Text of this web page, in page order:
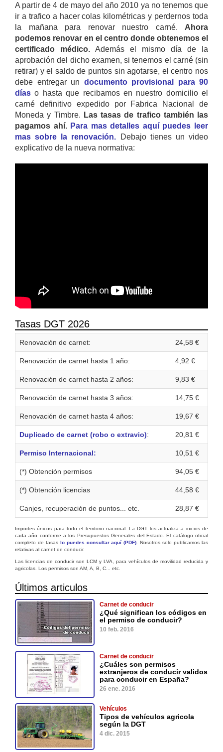
A partir de 4 de mayo del año 2010 ya no tenemos que
ir a trafico a hacer colas kilométricas y perdernos toda
la mañana para renovar nuestro carné. Ahora
podemos renovar en el centro donde obtenemos el
certificado médico. Además el mismo día de la
aprobación del dicho examen, si tenemos el carné (sin
retirar) y el saldo de puntos sin agotarse, el centro nos
debe entregar un documento provisional para 90
días o hasta que recibamos en nuestro domicilio el
carné definitivo expedido por Fabrica Nacional de
Moneda y Timbre. Las tasas de trafico también las
pagamos ahí. Para mas detalles aquí puedes leer
mas sobre la renovación. Debajo tienes un video
explicativo de la nueva normativa:
Tasas DGT 2026
Renovación de carnet: 24,58 €
Renovación de carnet hasta 1 año: 4,92 €
Renovación de carnet hasta 2 años: 9,83 €
Renovación de carnet hasta 3 años: 14,75 €
Renovación de carnet hasta 4 años: 19,67 €
Duplicado de carnet (robo o extravio): 20,81 €
Permiso Internacional: 10,51 €
(*) Obtención permisos 94,05 €
(*) Obtención licencias 44,58 €
Canjes, recuperación de puntos... etc. 28,87 €
Importes únicos para todo el territorio nacional. La DGT los actualiza a inicios de
cada año conforme a los Presupuestos Generales del Estado. El catálogo oficial
completo de tasas lo puedes consultar aquí (PDF) . Nosotros solo publicamos las
relativas al carnet de conducir.
Las licencias de conducir son LCM y LVA, para vehículos de movilidad reducida y
agricolas. Los permisos son AM, A, B, C... etc.
Últimos articulos
Carnet de conducir
¿Qué significan los códigos en
el permiso de conducir?
10 feb. 2016
Carnet de conducir
¿Cuáles son permisos
extranjeros de conducir validos
para conducir en España?
26 ene. 2016
Vehículos
Tipos de vehículos agricola
según la DGT
4 dic. 2015